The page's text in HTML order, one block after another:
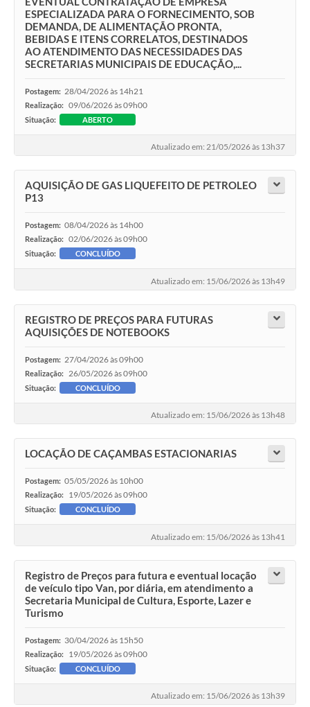
ESPECIALIZADA PARA O FORNECIMENTO, SOB
DEMANDA, DE ALIMENTAÇÃO PRONTA,
BEBIDAS E ITENS CORRELATOS, DESTINADOS
AO ATENDIMENTO DAS NECESSIDADES DAS
SECRETARIAS MUNICIPAIS DE EDUCAÇÃO,...
Postagem: 28/04/2026 às 14h21
Realização: 09/06/2026 às 09h00
Situação: ABERTO
Atualizado em: 21/05/2026 às 13h37
AQUISIÇÃO DE GAS LIQUEFEITO DE PETROLEO
P13
Postagem: 08/04/2026 às 14h00
Realização: 02/06/2026 às 09h00
Situação: CONCLUÍDO
Atualizado em: 15/06/2026 às 13h49
REGISTRO DE PREÇOS PARA FUTURAS
AQUISIÇÕES DE NOTEBOOKS
Postagem: 27/04/2026 às 09h00
Realização: 26/05/2026 às 09h00
Situação: CONCLUÍDO
Atualizado em: 15/06/2026 às 13h48
LOCAÇÃO DE CAÇAMBAS ESTACIONARIAS
Postagem: 05/05/2026 às 10h00
Realização: 19/05/2026 às 09h00
Situação: CONCLUÍDO
Atualizado em: 15/06/2026 às 13h41
Registro de Preços para futura e eventual locação
de veículo tipo Van, por diária, em atendimento a
Secretaria Municipal de Cultura, Esporte, Lazer e
Turismo
Postagem: 30/04/2026 às 15h50
Realização: 19/05/2026 às 09h00
Situação: CONCLUÍDO
Atualizado em: 15/06/2026 às 13h39